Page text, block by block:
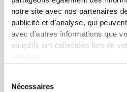
notre site avec nos partenaires
publicité et d'analyse, qui
avec d'autres informations que
ou qu'ils ont collectées lors de
services.
Nécessaires
Détails du produit